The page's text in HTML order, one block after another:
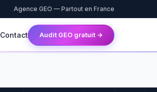
Agence GEO — Partout en France
Contact Audit GEO gratuit →